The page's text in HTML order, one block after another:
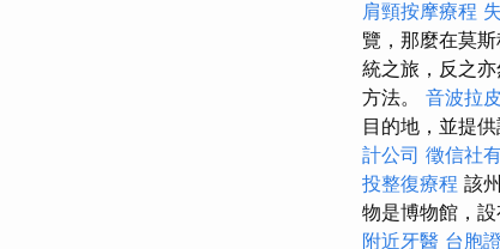
肩頸按摩療程
覽，那麼在莫
統之旅，反之
方法。 音波拉皮
目的地，並提
計公司 徵信社
投整復療程 該
物是博物館，
附近牙醫 台胞